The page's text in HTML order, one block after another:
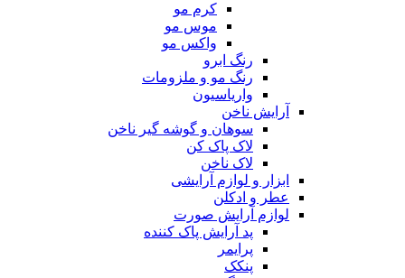
کرم مو
موس مو
واکس مو
رنگ ابرو
رنگ مو و ملزومات
واریاسیون
آرایش ناخن
سوهان و گوشه گیر ناخن
لاک پاک کن
لاک ناخن
ابزار و لوازم آرایشی
عطر و ادکلن
لوازم آرایش صورت
پد آرایش پاک کننده
پرایمر
پنکک